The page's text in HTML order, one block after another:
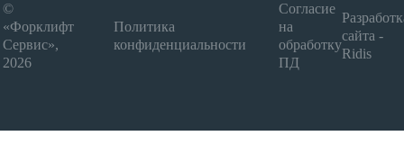
©
«Форклифт
Сервис»,
2026
Политика
конфиденциальности
Согласие
на
обработку
ПД
сайта -
Ridis